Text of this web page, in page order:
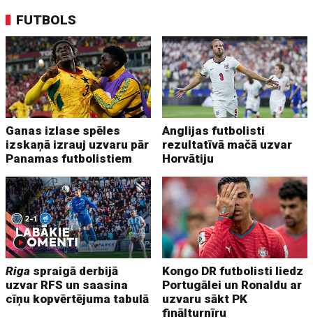
FUTBOLS
Ganas izlase spēles
izskaņā izrauj uzvaru pār
Panamas futbolistiem
Anglijas futbolisti
rezultatīvā mačā uzvar
Horvātiju
Riga spraigā derbijā
uzvar RFS un saasina
cīņu kopvērtējuma tabulā
Kongo DR futbolisti liedz
Portugālei un Ronaldu ar
uzvaru sākt PK
finālturnīru